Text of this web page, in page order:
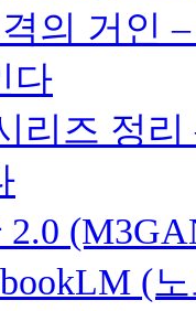
의 거인
다
리즈 정
(